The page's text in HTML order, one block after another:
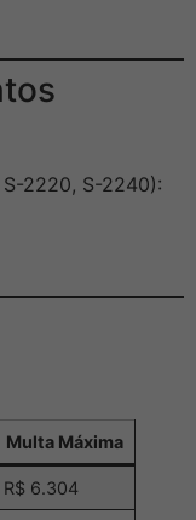
2220, S-2240):
Multa Máxima
R$ 6.304